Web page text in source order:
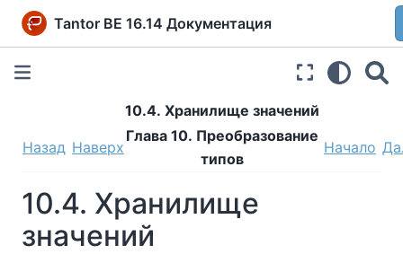
Tantor BE 16.14 Документация
10.4. Хранилище значений
Назад Наверх
Глава 10. Преобразование
типов
Начало
10.4. Хранилище
значений